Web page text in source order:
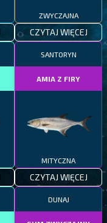
ZWYCZAJNA
CZYTAJ WIĘCEJ
SANTORYN
AMIA Z FIRY
MITYCZNA
CZYTAJ WIĘCEJ
DUNAJ